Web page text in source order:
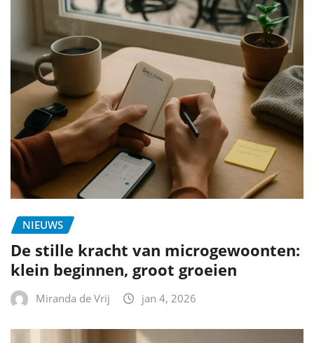
NIEUWS
De stille kracht van microgewoonten:
klein beginnen, groot groeien
Miranda de Vrij jan 4, 2026